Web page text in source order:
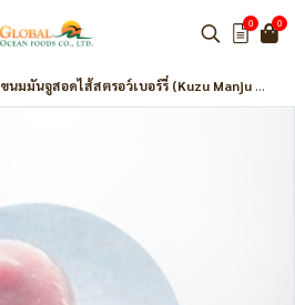
0 0
ขนมมันจูสอดไส้สตรอว์เบอร์รี่ (Kuzu Manju Strawberry) แบรนด์ Hana Kikyo